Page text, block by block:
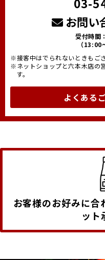
お問い
受付時間
（13:00
※接客中はでられないときもござ
※ネットショップと六本木店の
す。
よくある
お客様のお好みに合
ット